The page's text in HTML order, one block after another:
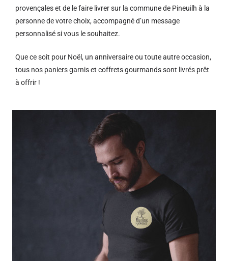
provençales et de le faire livrer sur la commune de Pineuilh à la
personne de votre choix, accompagné d’un message
personnalisé si vous le souhaitez.
Que ce soit pour Noël, un anniversaire ou toute autre occasion,
tous nos paniers garnis et coffrets gourmands sont livrés prêt
à offrir !